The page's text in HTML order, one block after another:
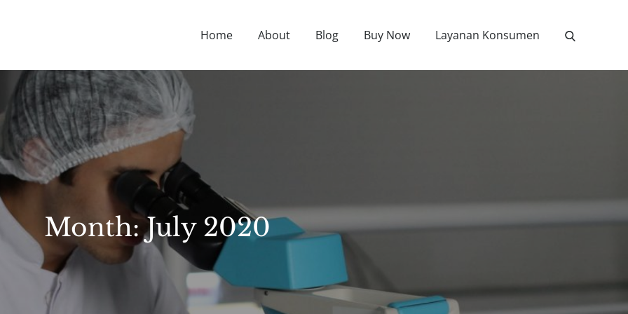
NUTRITION TIPS, HEALTH NEWS, AND MORE.
Home About Blog Buy Now Layanan Konsumen
Month:July 2020